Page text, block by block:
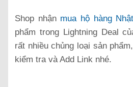
Shop nhận mua hộ hàng Nhật
phẩm trong Lightning Deal
rất nhiều chủng loại sản
kiểm tra và Add Link nhé.